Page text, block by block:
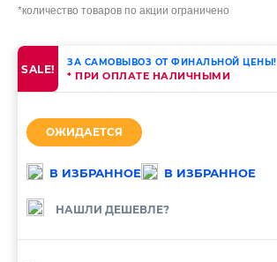
*количество товаров по акции ограничено
SALE! ЗА САМОВЫВОЗ ОТ ФИНАЛЬНОЙ ЦЕНЫ!
* ПРИ ОПЛАТЕ НАЛИЧНЫМИ
ОЖИДАЕТСЯ
В ИЗБРАННОЕ В ИЗБРАННОЕ
НАШЛИ ДЕШЕВЛЕ?